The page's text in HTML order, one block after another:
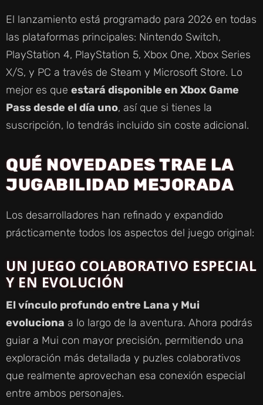
El lanzamiento está programado para 2026 en todas
las plataformas principales: Nintendo Switch,
PlayStation 4, PlayStation 5, Xbox One, Xbox Series
X/S, y PC a través de Steam y Microsoft Store. Lo
mejor es que estará disponible en Xbox Game
Pass desde el día uno, así que si tienes la
suscripción, lo tendrás incluido sin coste adicional.
QUÉ NOVEDADES TRAE LA
JUGABILIDAD MEJORADA
Los desarrolladores han refinado y expandido
prácticamente todos los aspectos del juego original:
UN JUEGO COLABORATIVO ESPECIAL
Y EN EVOLUCIÓN
El vínculo profundo entre Lana y Mui
evoluciona a lo largo de la aventura. Ahora podrás
guiar a Mui con mayor precisión, permitiendo una
exploración más detallada y puzles colaborativos
que realmente aprovechan esa conexión especial
entre ambos personajes.